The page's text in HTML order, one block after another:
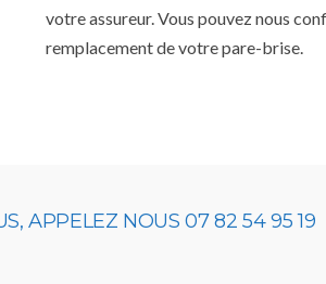
votre assureur. Vous pouvez nous
remplacement de votre pare-brise.
APPELEZ NOUS 07 82 54 95 19